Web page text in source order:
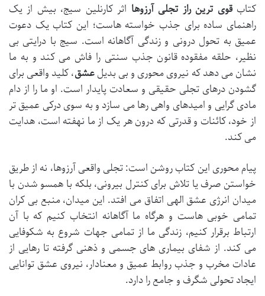
کتابقوی ترین راز تجلی آرزوها اثر کارنلین سیج، بیش از یک
راهنمای ساده برای جذب خواسته هاست؛ این کتاب یک دعوت
عمیق به تحول درونی و زندگی آگاهانه است. سیج با درایتی بی
نظیر، حلقه مفقوده قانون جذب سنتی را فاش می کند و به ما
نشان می دهد که نیروی محوری و بی بدیلعشق، کلید واقعی برای
گشودن درهای تجلی حقیقی و سعادت پایدار است. او ما را از دام
مادی گرایی و امیدهای واهی رها می سازد و به سوی درکی عمیق تر
از خود، کائنات و قدرتی که درون هر یک از ما نهفته است، هدایت
می کند.
پیام محوری این کتاب روشن است: تجلی واقعی آرزوها، نه از طریق
خواستن صرف یا تلاش برای کنترل بیرونی، بلکه با همسو شدن با
میدان انرژی عشق الهی اتفاق می افتد. این میدان، منبع بی کران
تمامی خوبی هاست و هرگاه ما آگاهانه انتخاب کنیم که با آن
ارتباط برقرار کنیم، زندگی ما از تمامی جهات شروع به شکوفایی
می کند. از شفای بیماری های جسمی و ذهنی گرفته تا رهایی از
عادات مخرب و جذب روابط عمیق و معنادار، نیروی عشق توانایی
ایجاد تحولی شگرف و جامع را دارد.